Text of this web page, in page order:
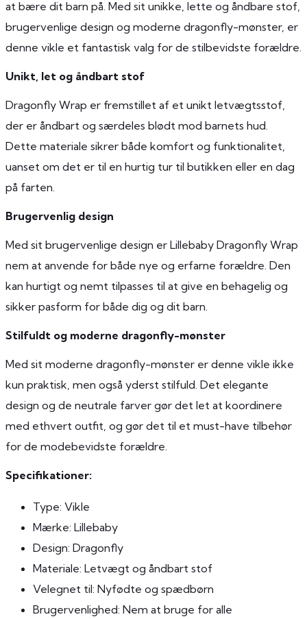
at bære dit barn på. Med sit unikke, lette og åndbare stof,
brugervenlige design og moderne dragonfly-mønster, er
denne vikle et fantastisk valg for de stilbevidste forældre.
Unikt, let og åndbart stof
Dragonfly Wrap er fremstillet af et unikt letvægtsstof,
der er åndbart og særdeles blødt mod barnets hud.
Dette materiale sikrer både komfort og funktionalitet,
uanset om det er til en hurtig tur til butikken eller en dag
på farten.
Brugervenlig design
Med sit brugervenlige design er Lillebaby Dragonfly Wrap
nem at anvende for både nye og erfarne forældre. Den
kan hurtigt og nemt tilpasses til at give en behagelig og
sikker pasform for både dig og dit barn.
Stilfuldt og moderne dragonfly-mønster
Med sit moderne dragonfly-mønster er denne vikle ikke
kun praktisk, men også yderst stilfuld. Det elegante
design og de neutrale farver gør det let at koordinere
med ethvert outfit, og gør det til et must-have tilbehør
for de modebevidste forældre.
Specifikationer:
Type: Vikle
Mærke: Lillebaby
Design: Dragonfly
Materiale: Letvægt og åndbart stof
Velegnet til: Nyfødte og spædbørn
Brugervenlighed: Nem at bruge for alle